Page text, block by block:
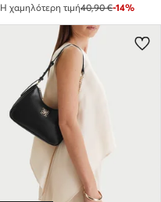
Η χαμηλότερη τιμή40,90 €-14%